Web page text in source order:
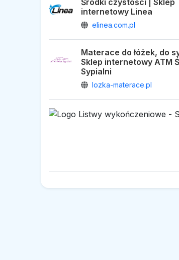
Środki czystości | Sklep
internetowy Linea
elinea.com.pl
Materace do łóżek, do
Sklep internetowy ATM
Sypialni
lozka-materace.pl